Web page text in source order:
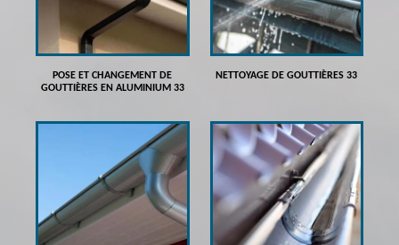
POSE ET CHANGEMENT DE
GOUTTIÈRES EN ALUMINIUM 33
NETTOYAGE DE GOUTTIÈRES 33